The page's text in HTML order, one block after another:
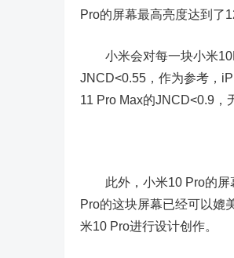
Pro的屏幕最高亮度达到了
小米会对每一块小米
JNCD<0.55，作为参考，
11 Pro Max的JNCD<0.9，
此外，小米10 Pro的屏
Pro的这块屏幕已经可以媲
米10 Pro进行设计创作。